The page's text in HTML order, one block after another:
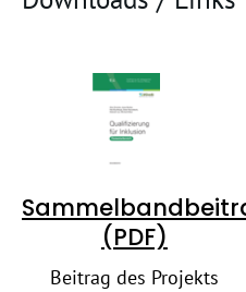
(PDF)
Beitrag des Projekts